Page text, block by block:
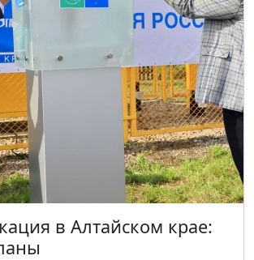
в Алтайском крае: